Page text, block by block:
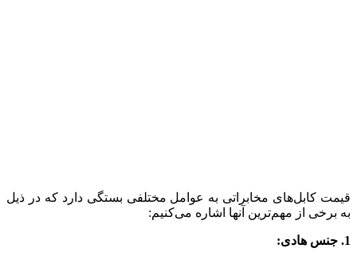
قیمت کابل‌های مخابراتی به عوامل مختلفی بستگی دارد که در ذیل
به برخی از مهم‌ترین آنها اشاره می‌کنیم:
1. جنس هادی: